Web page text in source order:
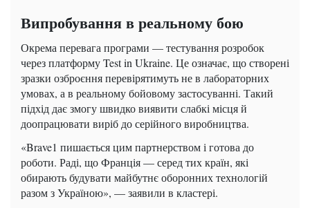
Випробування в реальному бою
Окрема перевага програми — тестування розробок
через платформу Test in Ukraine. Це означає, що створені
зразки озброєння перевірятимуть не в лабораторних
умовах, а в реальному бойовому застосуванні. Такий
підхід дає змогу швидко виявити слабкі місця й
доопрацювати виріб до серійного виробництва.
«Brave1 пишається цим партнерством і готова до
роботи. Раді, що Франція — серед тих країн, які
обирають будувати майбутнє оборонних технологій
разом з Україною», — заявили в кластері.